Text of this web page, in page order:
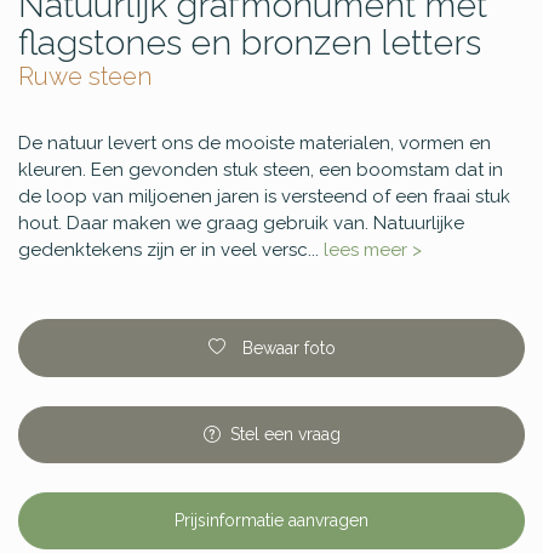
flagstones en bronzen letters
Ruwe steen
De natuur levert ons de mooiste materialen, vormen en
kleuren. Een gevonden stuk steen, een boomstam dat in
de loop van miljoenen jaren is versteend of een fraai stuk
hout. Daar maken we graag gebruik van. Natuurlijke
gedenktekens zijn er in veel versc... lees meer >
Bewaar foto
Stel een vraag
Prijsinformatie aanvragen